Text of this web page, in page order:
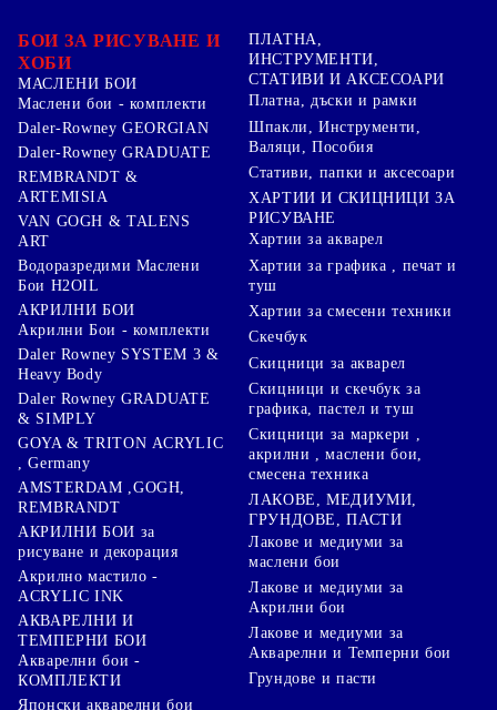
БОИ ЗА РИСУВАНЕ И
ХОБИ
МАСЛЕНИ БОИ
Маслени бои - комплекти
Daler-Rowney GEORGIAN
Daler-Rowney GRADUATE
REMBRANDT &
ARTEMISIA
VAN GOGH & TALENS
ART
Водоразредими Маслени
Бои H2OIL
АКРИЛНИ БОИ
Акрилни Бои - комплекти
Daler Rowney SYSTEM 3 &
Heavy Body
Daler Rowney GRADUATE
& SIMPLY
GOYA & TRITON АCRYLIC
, Germany
AMSTERDAM ,GOGH,
REMBRANDT
АКРИЛНИ БОИ за
рисуване и декорация
Акрилно мастило -
ACRYLIC INK
АКВАРЕЛНИ И
ТЕМПЕРНИ БОИ
Акварелни бои -
КОМПЛЕКТИ
Японски акварелни бои
ПЛАТНА,
ИНСТРУМЕНТИ,
СТАТИВИ И АКСЕСОАРИ
Платна, дъски и рамки
Шпакли, Инструменти,
Валяци, Пособия
Стативи, папки и аксесоари
ХАРТИИ И СКИЦНИЦИ ЗА
РИСУВАНЕ
Хартии за акварел
Хартии за графика , печат и
туш
Хартии за смесени техники
Скечбук
Скицници за акварел
Скицници и скечбук за
графика, пастел и туш
Скицници за маркери ,
акрилни , маслени бои,
смесена техника
ЛАКОВЕ, МЕДИУМИ,
ГРУНДОВЕ, ПАСТИ
Лакове и медиуми за
маслени бои
Лакове и медиуми за
Акрилни бои
Лакове и медиуми за
Акварелни и Темперни бои
Грундове и пасти